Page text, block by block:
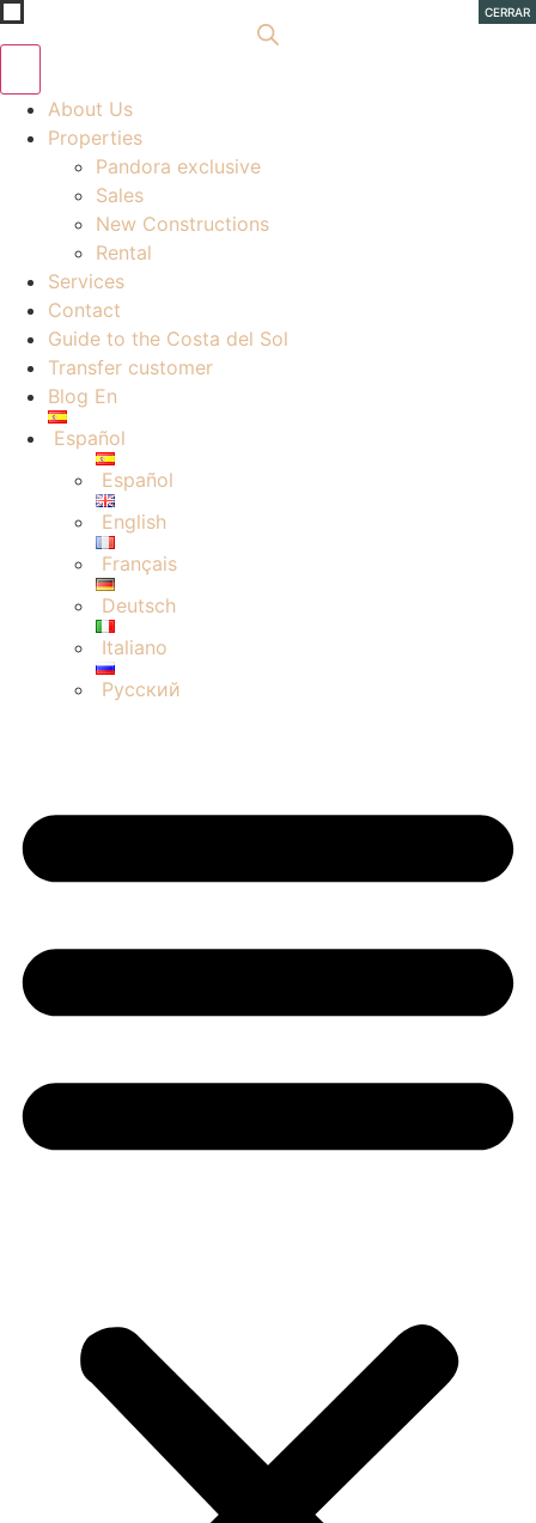
al
About Us
Properties
Pandora exclusive
Sales
New Constructions
Rental
Services
Contact
Guide to the Costa del Sol
Transfer customer
Blog En
Español
Español
English
Français
Deutsch
Italiano
Русский
CERRAR